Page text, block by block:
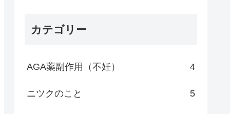
カテゴリー
AGA薬副作用（不妊） 4
ニツクのこと 5